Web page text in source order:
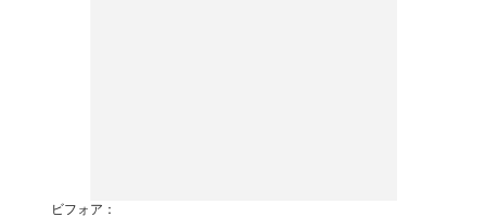
ビフォア：